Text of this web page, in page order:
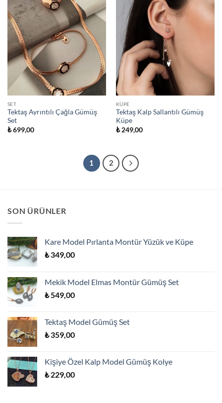
SET
Tektaş Ayrıntılı Çağla Gümüş
Set
₺699,00
KÜPE
Tektaş Kalp Sallantılı Gümüş
Küpe
₺249,00
1 2
SON ÜRÜNLER
Kare Model Pırlanta Montür Yüzük ve Küpe
₺349,00
Mekik Model Elmas Montür Gümüş Set
₺549,00
Tektaş Model Gümüş Set
₺359,00
Kişiye Özel Kalp Model Gümüş Kolye
₺229,00